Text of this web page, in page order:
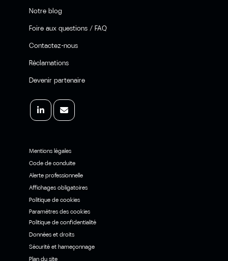
Notre blog
Foire aux questions / FAQ
Contactez-nous
Réclamations
Devenir partenaire
Mentions légales
Code de conduite
Alerte professionnelle
Affichages obligatoires
Politique de cookies
Paramètres des cookies
Politique de confidentialité
Données et droits
Sécurité et hameçonnage
Plan du site